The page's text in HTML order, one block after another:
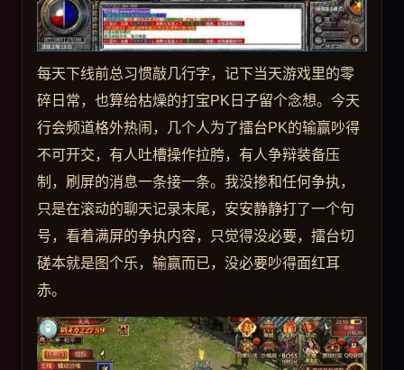
每天下线前总习惯敲几行字，记下当天游戏里的零
碎日常，也算给枯燥的打宝PK日子留个念想。今天
行会频道格外热闹，几个人为了擂台PK的输赢吵得
不可开交，有人吐槽操作拉胯，有人争辩装备压
制，刷屏的消息一条接一条。我没掺和任何争执，
只是在滚动的聊天记录末尾，安安静静打了一个句
号，看着满屏的争执内容，只觉得没必要，擂台切
磋本就是图个乐，输赢而已，没必要吵得面红耳
赤。